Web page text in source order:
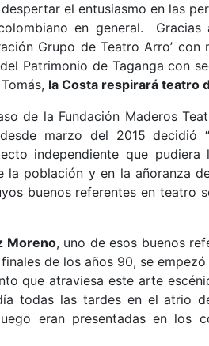
el entusiasmo en las
en general.
Grupo de Teatro Arro’ con
Patrimonio de Taganga con
la Costa respirará teatro
de la Fundación Maderos
marzo del 2015 decidió
independiente que
población y en la añoranza
buenos referentes en teatro
Moreno, uno de esos buenos
de los años 90, se
que atraviesa este arte
todas las tardes en el atrio
eran presentadas en los